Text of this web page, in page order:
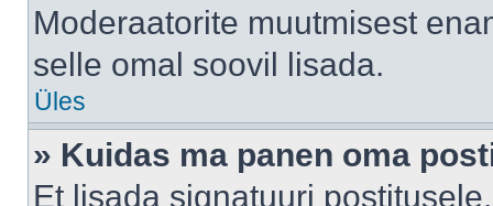
Moderaatorite muutmisest
selle omal soovil lisada.
Üles
» Kuidas ma panen oma
Et lisada signatuuri